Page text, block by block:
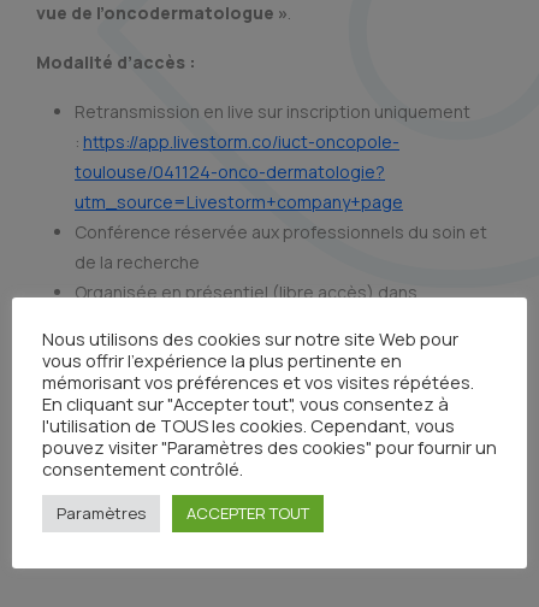
vue de l’oncodermatologue ».
Modalité d’accès :
Retransmission en live sur inscription uniquement
: https://app.livestorm.co/iuct-oncopole-
toulouse/041124-onco-dermatologie?
utm_source=Livestorm+company+page
Conférence réservée aux professionnels du soin et
de la recherche
Organisée en présentiel (libre accès) dans
31059 Toulouse cedex 9)
Pour toute information complémentaire : Elise Baylocq –
Responsable communication à l’IUCT-Oncopole –
baylocq.elise@iuct-oncopole.fr
* Conférence réservée à tous les professionnels du soins et
Nous utilisons des cookies sur notre site Web pour
vous offrir l'expérience la plus pertinente en
mémorisant vos préférences et vos visites répétées.
En cliquant sur "Accepter tout", vous consentez à
l'utilisation de TOUS les cookies. Cependant, vous
pouvez visiter "Paramètres des cookies" pour fournir un
consentement contrôlé.
Paramètres ACCEPTER TOUT